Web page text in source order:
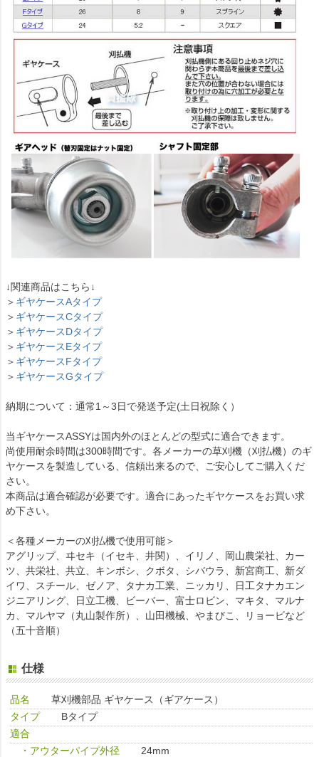
↓関連商品はこちら↓
＞ ギヤケースAタイプ
＞ ギヤケースCタイプ
＞ ギヤケースDタイプ
＞ ギヤケースEタイプ
＞ ギヤケースFタイプ
＞ ギヤケースGタイプ
納期について：通常1～3日で発送予定(土日祝除く）
当ギヤケースASSYは国内外のほとんどの型式に適合できます。
尚使用耐余時間は300時間です。各メーカーの草刈機（刈払機）のギ
ヤケースを製造している、信頼出来るので、ご安心してご購入くだ
さい。
本商品は適合確認が必要です。適合にあったギヤケースをお買い求
め下さい。
＜各種メーカーの刈払機で使用可能＞
アグリップ、ヰセキ（イセキ、井関）、イリノ、岡山農栄社、カー
ツ、共栄社、共立、キンボシ、クボタ、シバウラ、新宮商工、新ダ
イワ、スチール、ゼノア、タナカ工業、ニッカリ、日工タナカエン
ジニアリング、日立工機、ビーバー、富士ロビン、マキタ、マルナ
カ、マルヤマ（丸山製作所）、山田機械、やまびこ、リョービなど
（五十音順）
仕様
品名
草刈機部品 ギヤケース（ギアケース）
タイプ
Bタイプ
適合
・アウターパイプ外径
24mm